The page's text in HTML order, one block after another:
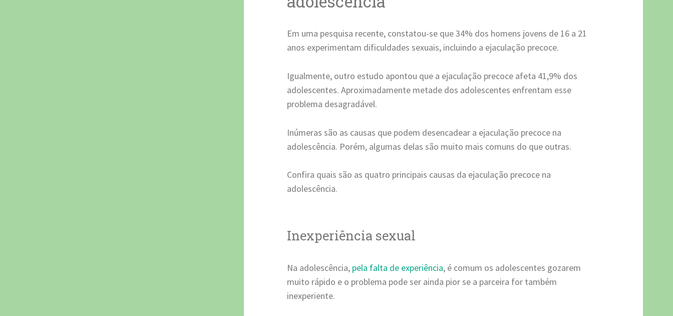
Em uma pesquisa recente, constatou-se que 34% dos homens jovens de 16 a 21
anos experimentam dificuldades sexuais, incluindo a ejaculação precoce.
Igualmente, outro estudo apontou que a ejaculação precoce afeta 41,9% dos
adolescentes. Aproximadamente metade dos adolescentes enfrentam esse
problema desagradável.
Inúmeras são as causas que podem desencadear a ejaculação precoce na
adolescência. Porém, algumas delas são muito mais comuns do que outras.
Confira quais são as quatro principais causas da ejaculação precoce na
adolescência.
Inexperiência sexual
Na adolescência, pela falta de experiência, é comum os adolescentes gozarem
muito rápido e o problema pode ser ainda pior se a parceira for também
inexperiente.